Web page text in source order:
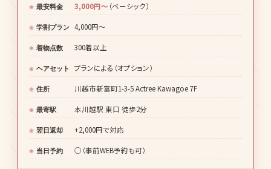
最安料金 3,000円〜 （ベーシック）
学割プラン 4,000円〜
着物点数 300着以上
ヘアセット プランによる（オプション）
住所 川越市新富町1-3-5 Actree Kawagoe 7F
最寄駅 本川越駅 東口 徒歩2分
翌日返却 +2,000円で対応
当日予約 ○（事前WEB予約も可）